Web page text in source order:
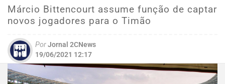
Márcio Bittencourt assume função de captar
novos jogadores para o Timão
PorJornal 2CNews
19/06/2021 12:17